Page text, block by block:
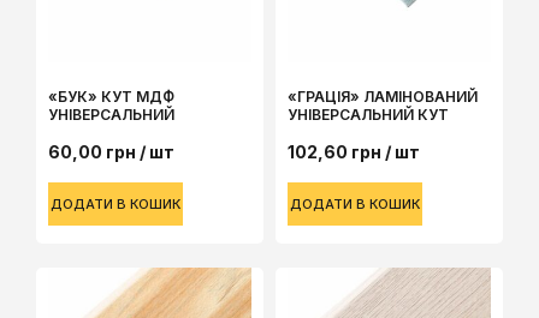
«БУК» КУТ МДФ
УНІВЕРСАЛЬНИЙ
60,00 грн / шт
ДОДАТИ В КОШИК
«ГРАЦІЯ» ЛАМІНОВАНИЙ
УНІВЕРСАЛЬНИЙ КУТ
102,60 грн / шт
ДОДАТИ В КОШИК